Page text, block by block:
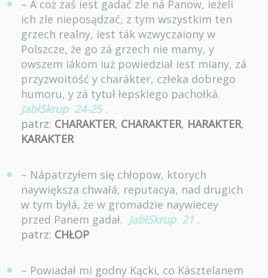
– A coż zaś iest gadać zle ná Panow, ieżeli
ich zle nieposądzać, z tym wszystkim ten
grzech realny, iest ták wzwyczaiony w
Polszcze, że go zá grzech nie mamy, y
owszem iákom iuż powiedział iest miany, zá
przyzwoitość y charákter, człeka dobrego
humoru, y zá tytuł łepskiego pachołká.
JabłSkrup 24-25 .
patrz: CHARAKTER, CHARAKTER, HARAKTER,
KARAKTER
– Nápatrzyłem się chłopow, ktorych
naywiększa chwałá, reputacya, nad drugich
w tym byłá, że w gromadzie naywiecey
przed Panem gadał. JabłSkrup 21 .
patrz: CHŁOP
– Powiadał mi godny Kącki, co Kásztelanem